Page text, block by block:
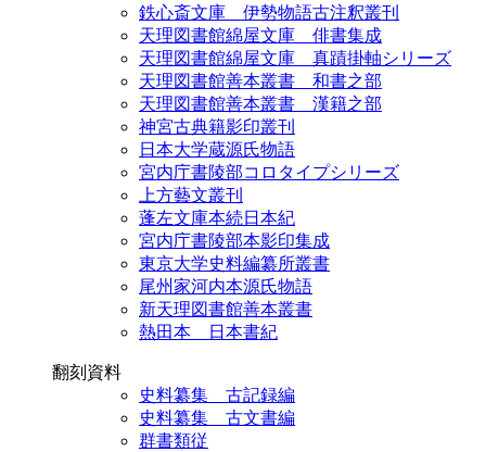
鉄心斎文庫 伊勢物語古注釈叢刊
天理図書館綿屋文庫 俳書集成
天理図書館綿屋文庫 真蹟掛軸シリーズ
天理図書館善本叢書 和書之部
天理図書館善本叢書 漢籍之部
神宮古典籍影印叢刊
日本大学蔵源氏物語
宮内庁書陵部コロタイプシリーズ
上方藝文叢刊
蓬左文庫本続日本紀
宮内庁書陵部本影印集成
東京大学史料編纂所叢書
尾州家河内本源氏物語
新天理図書館善本叢書
熱田本 日本書紀
翻刻資料
史料纂集 古記録編
史料纂集 古文書編
群書類従